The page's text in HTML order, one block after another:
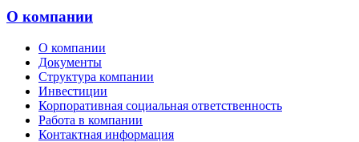
О компании
О компании
Документы
Структура компании
Инвестиции
Корпоративная социальная ответственность
Работа в компании
Контактная информация